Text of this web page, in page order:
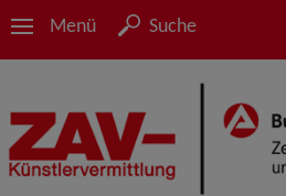
Menü Suche